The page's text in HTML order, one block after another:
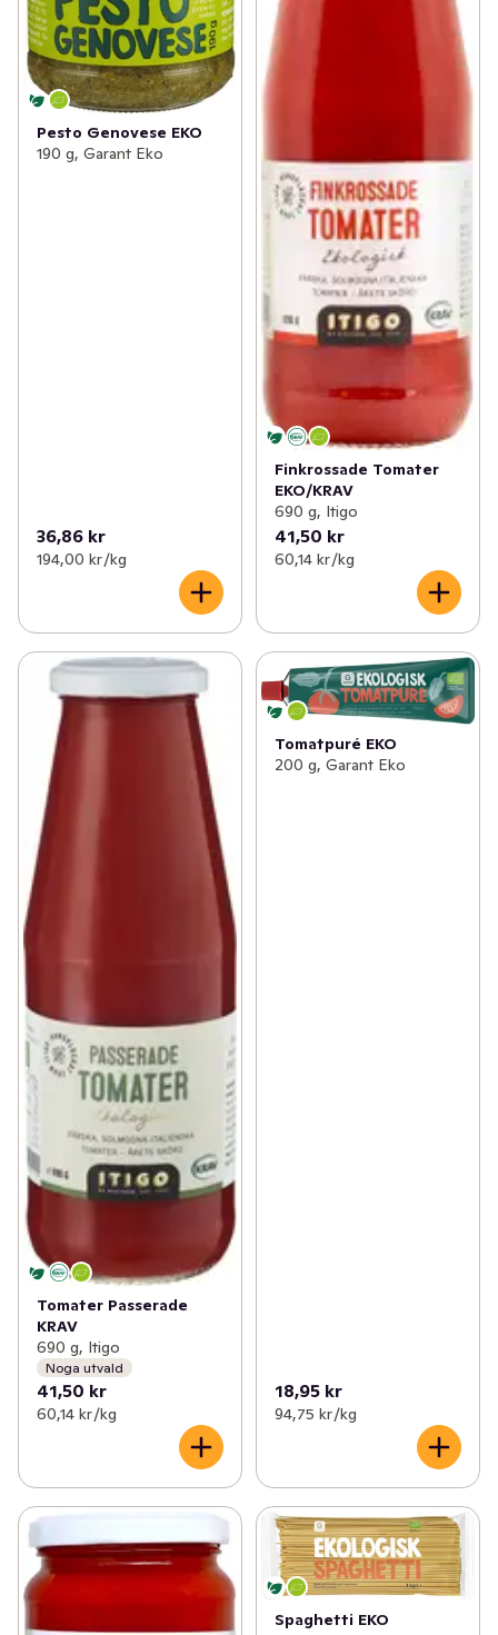
Pesto Genovese EKO
190 g, Garant Eko
36,86 kr
194,00 kr /kg
Finkrossade Tomater
EKO/KRAV
690 g, Itigo
41,50 kr
60,14 kr /kg
Tomater Passerade
KRAV
690 g, Itigo
Noga utvald
41,50 kr
60,14 kr /kg
Tomatpuré EKO
200 g, Garant Eko
18,95 kr
94,75 kr /kg
Spaghetti EKO